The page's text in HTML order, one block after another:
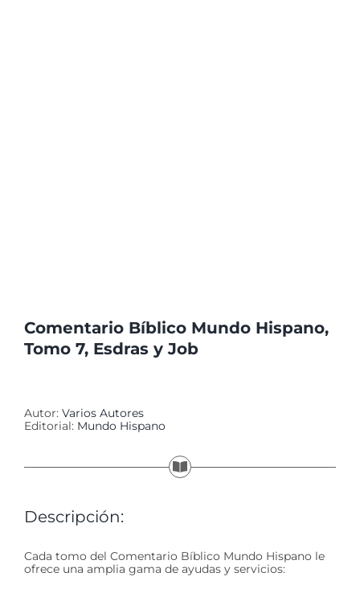
Comentario Bíblico Mundo Hispano,
Tomo 7, Esdras y Job
Autor: Varios Autores
Editorial: Mundo Hispano
Descripción:
Cada tomo del Comentario Bíblico Mundo Hispano le
ofrece una amplia gama de ayudas y servicios: